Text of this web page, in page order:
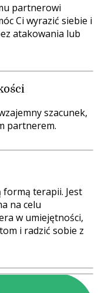
partnerowi
Ci wyrazić siebie i
atakowania lub
szacunek,
partnerem.
terapii. Jest
na celu
w umiejętności,
i radzić sobie z